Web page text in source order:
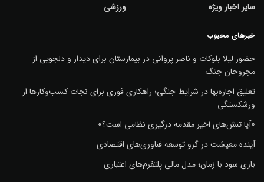
سایر اخبار ویژه
ورزشی
خبرهای محبوب
حضور لیلا بلوکات و ناصر پروانی در بیمارستان برای دیدار و دلجویی از
مجروحان جنگ
تعلیق اجاره‌بها در شرایط جنگی؛ راهکاری فوری برای نجات کسب‌وکارها از
ورشکستگی
«آیا تنش‌های اخیر مقدمه درگیری نظامی است؟»
آینده معیشت در گرو توسعه فناوری‌های اقتصادی
بازی سود با زمان؛ مدل مالی پلتفرم‌های اعتباری